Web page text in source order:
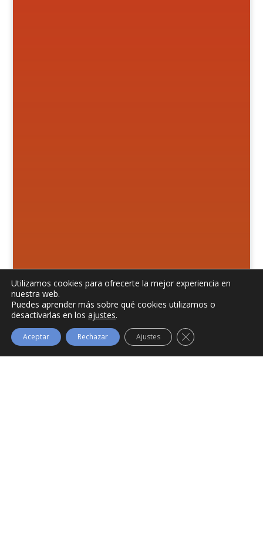
Utilizamos cookies para ofrecerte la mejor experiencia en
nuestra web.
Puedes aprender más sobre qué cookies utilizamos o
desactivarlas en los ajustes.
Aceptar Rechazar Ajustes Cerrar el banner de